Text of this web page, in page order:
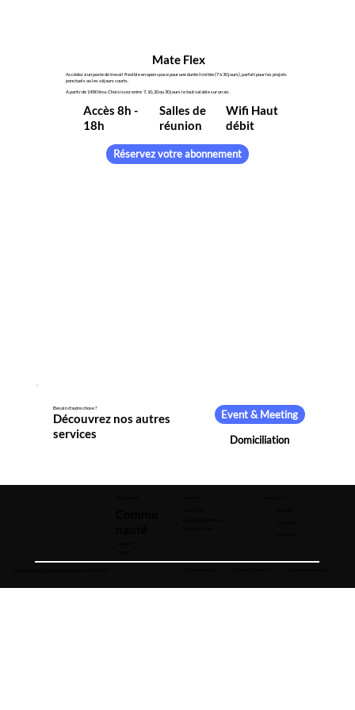
Mate Flex
Accédez à un poste de travail flexible en open space pour une durée limitée (7 à 30 jours), parfait pour les projets
ponctuels ou les séjours courts.
À partir de 145€ htva. Choisissez entre 7, 10, 20 ou 30 jours le tout valable sur un an.
Accès 8h -
18h
Salles de
réunion
Wifi Haut
débit
Réservez votre abonnement
Besoin d'autre chose ?
Découvrez nos autres
services
Event & Meeting
Domiciliation